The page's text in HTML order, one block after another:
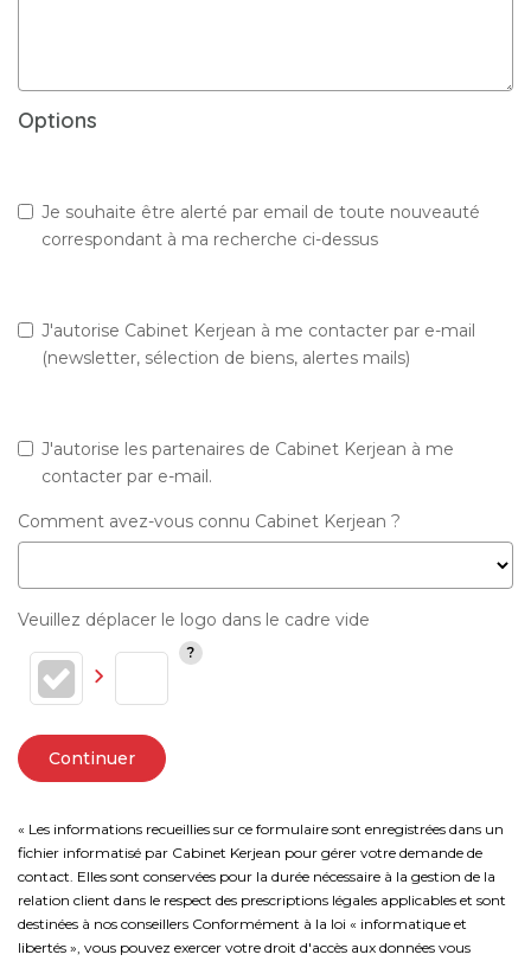
Options
Je souhaite être alerté par email de toute nouveauté
correspondant à ma recherche ci-dessus
J'autorise Cabinet Kerjean à me contacter par e-mail
(newsletter, sélection de biens, alertes mails)
J'autorise les partenaires de Cabinet Kerjean à me
contacter par e-mail.
Comment avez-vous connu Cabinet Kerjean ?
Veuillez déplacer le logo dans le cadre vide
Continuer
« Les informations recueillies sur ce formulaire sont enregistrées dans un
fichier informatisé par Cabinet Kerjean pour gérer votre demande de
contact. Elles sont conservées pour la durée nécessaire à la gestion de la
relation client dans le respect des prescriptions légales applicables et sont
destinées à nos conseillers Conformément à la loi « informatique et
libertés », vous pouvez exercer votre droit d'accès aux données vous